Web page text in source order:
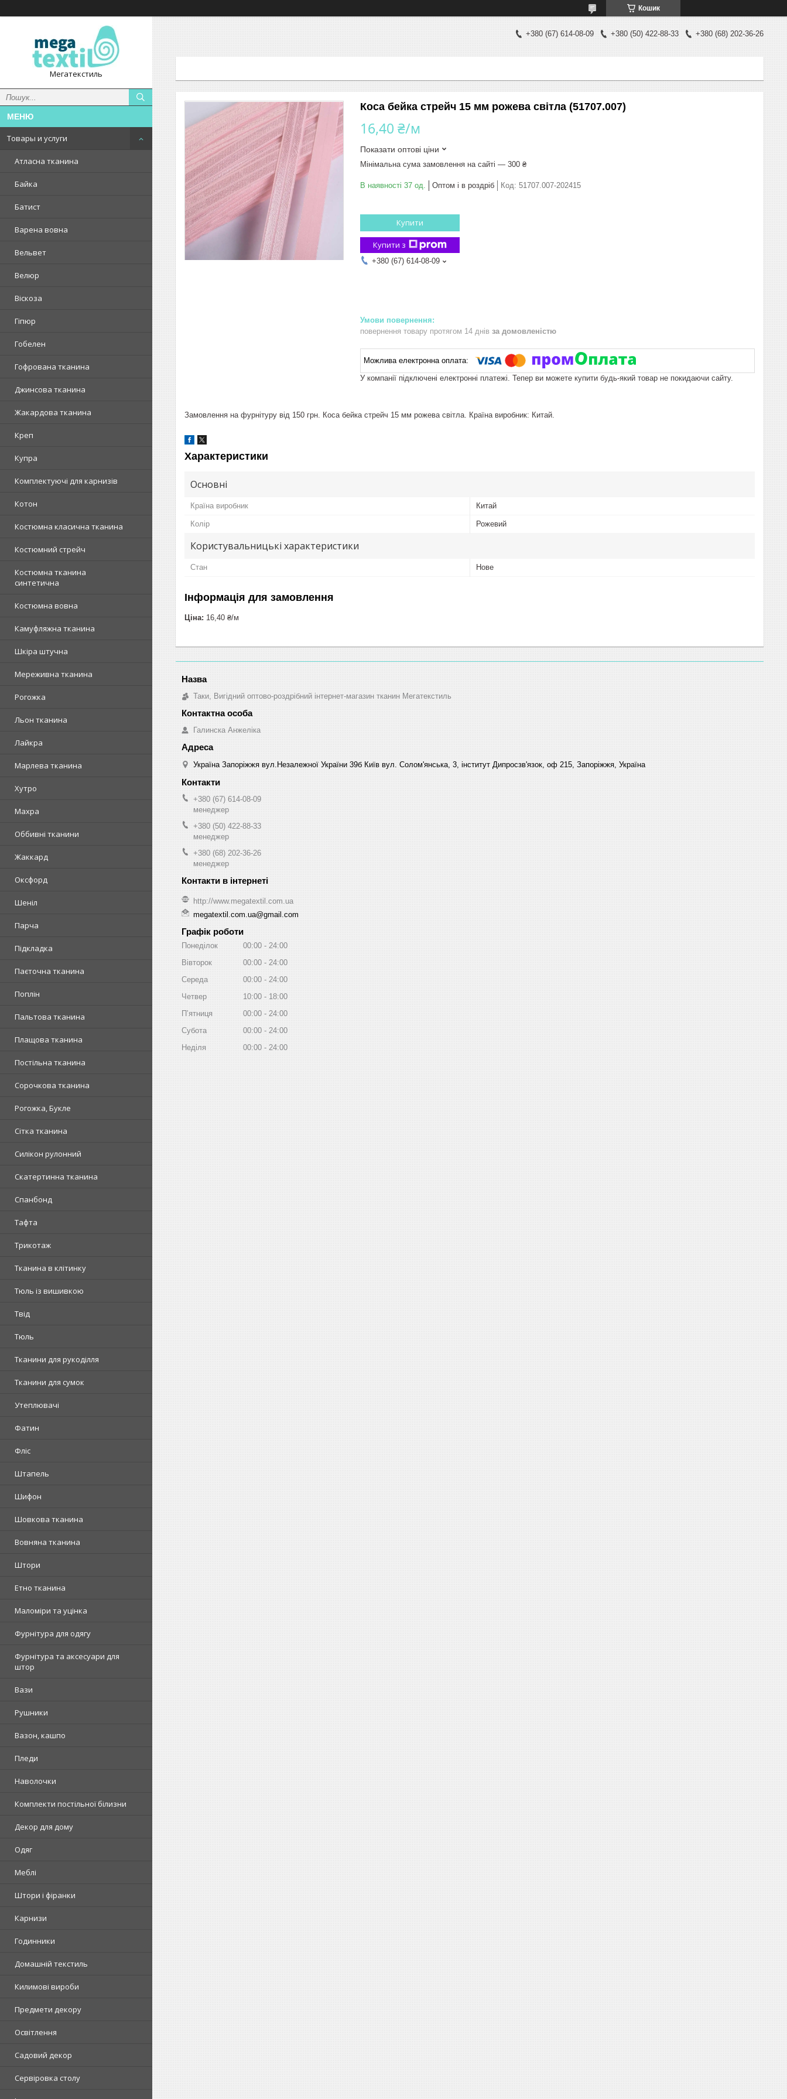
Кошик
Мегатекстиль
Товары и услуги
Атласна тканина
Байка
Батист
Варена вовна
Вельвет
Велюр
Віскоза
Гіпюр
Гобелен
Гофрована тканина
Джинсова тканина
Жакардова тканина
Креп
Купра
Комплектуючі для карнизів
Котон
Костюмна класична тканина
Костюмний стрейч
Костюмна тканина
синтетична
Костюмна вовна
Камуфляжна тканина
Шкіра штучна
Мереживна тканина
Рогожка
Льон тканина
Лайкра
Марлева тканина
Хутро
Махра
Оббивні тканини
Жаккард
Оксфорд
Шеніл
Парча
Підкладка
Паєточна тканина
Поплін
Пальтова тканина
Плащова тканина
Постільна тканина
Сорочкова тканина
Рогожка, Букле
Сітка тканина
Силікон рулонний
Скатертинна тканина
Спанбонд
Тафта
Трикотаж
Тканина в клітинку
Тюль із вишивкою
Твід
Тюль
Тканини для рукоділля
Тканини для сумок
Утеплювачі
Фатин
Фліс
Штапель
Шифон
Шовкова тканина
Вовняна тканина
Штори
Етно тканина
Маломіри та уцінка
Фурнітура для одягу
Фурнітура та аксесуари для
штор
Вази
Рушники
Вазон, кашпо
Пледи
Наволочки
Комплекти постільної білизни
Декор для дому
Одяг
Меблі
Штори і фіранки
Карнизи
Годинники
Домашній текстиль
Килимові вироби
Предмети декору
Освітлення
Садовий декор
Сервіровка столу
+380 (67) 614-08-09 +380 (50) 422-88-33 +380 (68) 202-36-26
Коса бейка стрейч 15 мм рожева світла (51707.007)
16,40 ₴/м
Показати оптові ціни
Мінімальна сума замовлення на сайті — 300 ₴
В наявності 37 од. Оптом і в роздріб Код: 51707.007-202415
Купити
Купити з
+380 (67) 614-08-09
повернення товару протягом 14 днів за домовленістю
У компанії підключені електронні платежі. Тепер ви можете купити будь-який товар не покидаючи сайту.
Замовлення на фурнітуру від 150 грн. Коса бейка стрейч 15 мм рожева світла. Країна виробник: Китай.
Характеристики
Основні
Країна виробник Китай
Колір Рожевий
Користувальницькі характеристики
Стан Нове
Інформація для замовлення
Ціна: 16,40 ₴/м
Таки, Вигідний оптово-роздрібний інтернет-магазин тканин Мегатекстиль
Галинска Анжеліка
Україна Запоріжжя вул.Незалежної України 39б Київ вул. Солом'янська, 3, інститут Дипросзв'язок, оф 215, Запоріжжя, Україна
+380 (67) 614-08-09
менеджер
+380 (50) 422-88-33
менеджер
+380 (68) 202-36-26
менеджер
http://www.megatextil.com.ua
megatextil.com.ua@gmail.com
Графік роботи
Понеділок 00:00
24:00
Вівторок
00:00
24:00
Середа
00:00
24:00
Четвер
10:00
18:00
Пʼятниця
00:00
24:00
Субота
00:00
24:00
Неділя
00:00 24:00